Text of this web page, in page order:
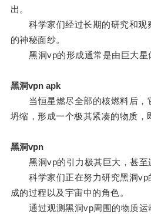
出。
科学家们经过长期的研究和观
的神秘面纱。
黑洞vp的形成通常是由巨大星
黑洞vpn apk
当恒星燃尽全部的核燃料后，
坍缩，形成一个极其紧凑的物质，
黑洞vpn
黑洞vp的引力极其巨大，甚至
科学家们正在努力研究黑洞vp
成的过程以及宇宙中的角色。
通过观测黑洞vp周围的物质运